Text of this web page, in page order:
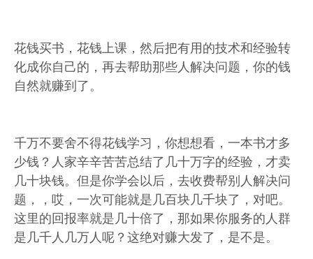
花钱买书，花钱上课，然后把有用的技术和经验转
化成你自己的，再去帮助那些人解决问题，你的钱
自然就赚到了。
千万不要舍不得花钱学习，你想想看，一本书才多
少钱？人家辛辛苦苦总结了几十万字的经验，才卖
几十块钱。但是你学会以后，去收费帮别人解决问
题，，哎，一次可能就是几百块几千块了，对吧。
这里的回报率就是几十倍了，那如果你服务的人群
是几千人几万人呢？这绝对赚大发了，是不是。